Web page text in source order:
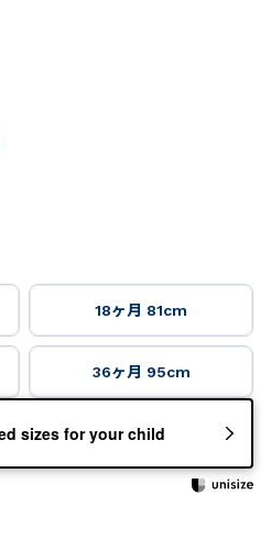
18ヶ月 81cm
36ヶ月 95cm
sizes for your child